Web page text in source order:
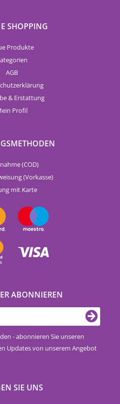
SHOPPING
Produkte
AGB
& Erstattung
Profil
(COD)
(Vorkasse)
mit Karte
ABONNIEREN
- abonnieren Sie unseren
Updates von unserem Angebot
SIE UNS